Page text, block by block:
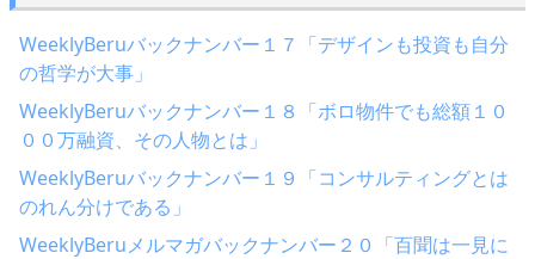
WeeklyBeruバックナンバー１７「デザインも投資も自分
の哲学が大事」
WeeklyBeruバックナンバー１８「ボロ物件でも総額１０
００万融資、その人物とは」
WeeklyBeruバックナンバー１９「コンサルティングとは
のれん分けである」
WeeklyBeruメルマガバックナンバー２０「百聞は一見に